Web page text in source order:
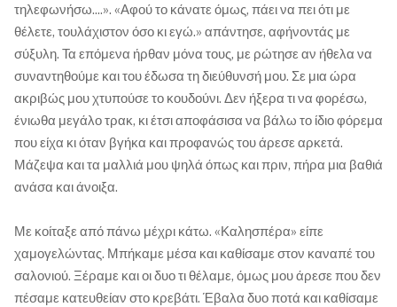
τηλεφωνήσω....». «Αφού το κάνατε όμως, πάει να πει ότι με
θέλετε, τουλάχιστον όσο κι εγώ.» απάντησε, αφήνοντάς με
σύξυλη. Τα επόμενα ήρθαν μόνα τους, με ρώτησε αν ήθελα να
συναντηθούμε και του έδωσα τη διεύθυνσή μου. Σε μια ώρα
ακριβώς μου χτυπούσε το κουδούνι. Δεν ήξερα τι να φορέσω,
ένιωθα μεγάλο τρακ, κι έτσι αποφάσισα να βάλω το ίδιο φόρεμα
που είχα κι όταν βγήκα και προφανώς του άρεσε αρκετά.
Μάζεψα και τα μαλλιά μου ψηλά όπως και πριν, πήρα μια βαθιά
ανάσα και άνοιξα.
Με κοίταξε από πάνω μέχρι κάτω. «Καλησπέρα» είπε
χαμογελώντας. Μπήκαμε μέσα και καθίσαμε στον καναπέ του
σαλονιού. Ξέραμε και οι δυο τι θέλαμε, όμως μου άρεσε που δεν
πέσαμε κατευθείαν στο κρεβάτι. Έβαλα δυο ποτά και καθίσαμε